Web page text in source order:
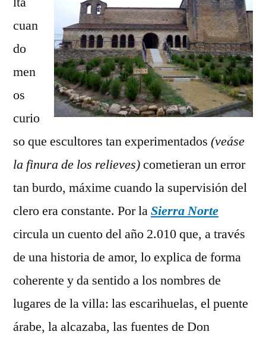
cuan
do
men
os
curio
so que escultores tan experimentados (veáse
la finura de los relieves)cometieran un error
tan burdo, máxime cuando la supervisión del
clero era constante. Por laSierra Norte
circula un cuento del año 2.010 que, a través
de una historia de amor, lo explica de forma
coherente y da sentido a los nombres de
lugares de la villa: las escarihuelas, el puente
árabe, la alcazaba, las fuentes de Don